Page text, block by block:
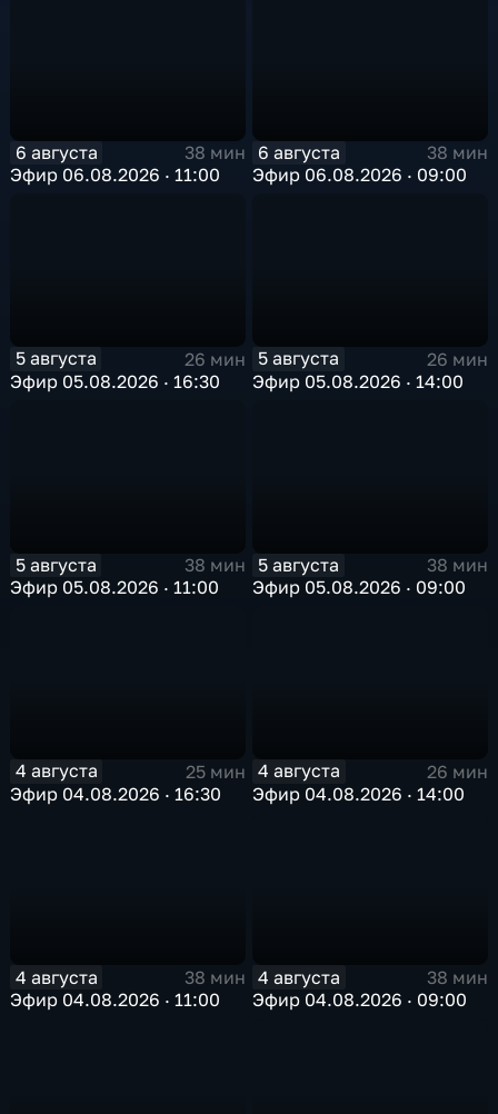
6 августа
38 мин
Эфир 06.08.2026 · 11:00
6 августа
38 мин
Эфир 06.08.2026 · 09:00
5 августа
26 мин
Эфир 05.08.2026 · 16:30
5 августа
26 мин
Эфир 05.08.2026 · 14:00
5 августа
38 мин
Эфир 05.08.2026 · 11:00
5 августа
38 мин
Эфир 05.08.2026 · 09:00
4 августа
25 мин
Эфир 04.08.2026 · 16:30
4 августа
26 мин
Эфир 04.08.2026 · 14:00
4 августа
38 мин
Эфир 04.08.2026 · 11:00
4 августа
38 мин
Эфир 04.08.2026 · 09:00